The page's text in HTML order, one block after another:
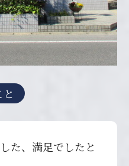
た、満足でしたと